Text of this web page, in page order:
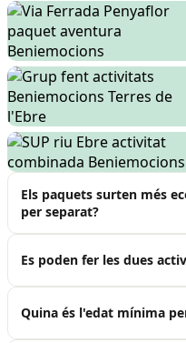
Els paquets surten més
per separat?
Es poden fer les dues
Quina és l'edat mínima